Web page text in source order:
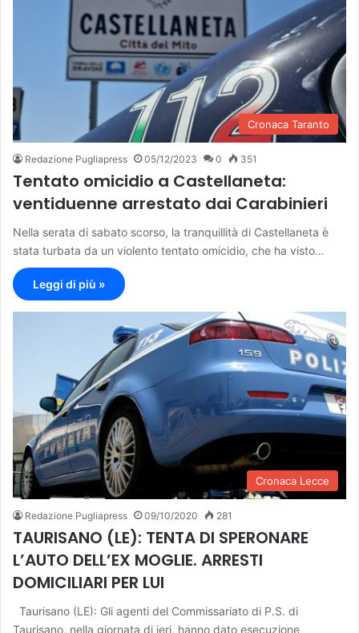
Cronaca Taranto
Redazione Pugliapress 05/12/2023 0 351
Tentato omicidio a Castellaneta:
ventiduenne arrestato dai Carabinieri
Nella serata di sabato scorso, la tranquillità di Castellaneta è
stata turbata da un violento tentato omicidio, che ha visto…
Leggi di più »
Cronaca Lecce
Redazione Pugliapress 09/10/2020 281
TAURISANO (LE): TENTA DI SPERONARE
L’AUTO DELL’EX MOGLIE. ARRESTI
DOMICILIARI PER LUI
Taurisano (LE): Gli agenti del Commissariato di P.S. di
Taurisano, nella giornata di ieri, hanno dato esecuzione